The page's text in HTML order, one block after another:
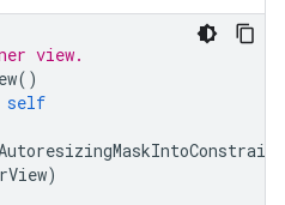
view.
()
self
)